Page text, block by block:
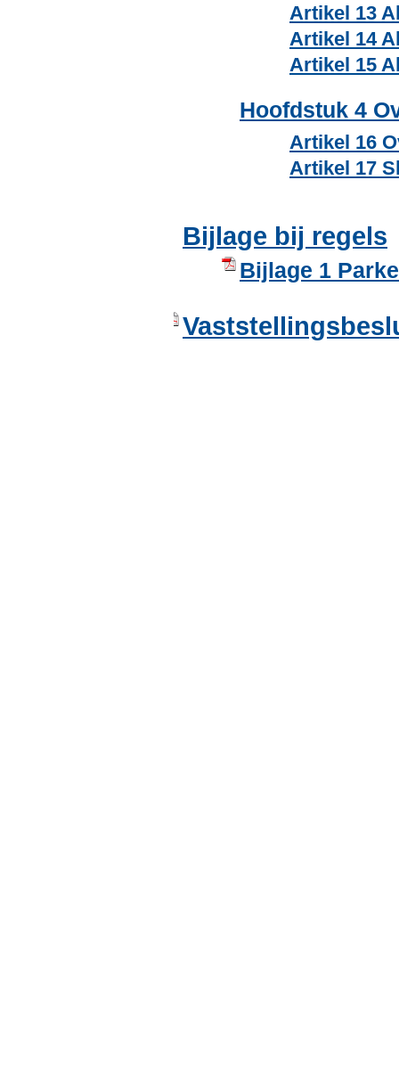
Artikel 13
Artikel 14
Artikel 15
Hoofdstuk 4
Artikel 16
Artikel 17
Bijlage bij regels
Bijlage 1